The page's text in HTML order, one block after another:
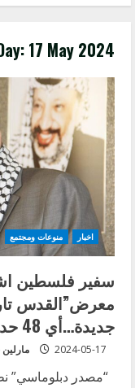
Day:17 May 2024
اخبار منوعات ومجتمع
سفير فلسطين
معرض”القدس
جديدة…أي 48 حديثة لاستكمال تثبيت الكيان
2024-05-17
“مصدر دبلوماسي”